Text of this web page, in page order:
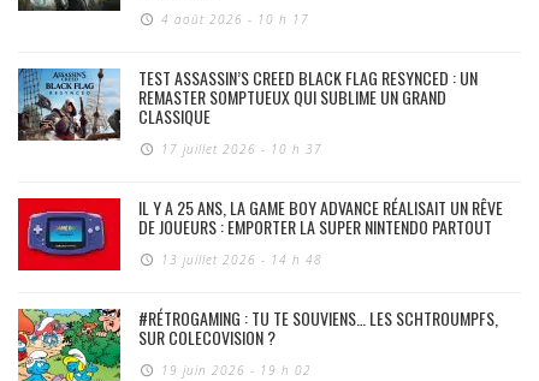
4 août 2026 - 10 h 17
TEST ASSASSIN’S CREED BLACK FLAG RESYNCED : UN
REMASTER SOMPTUEUX QUI SUBLIME UN GRAND
CLASSIQUE
17 juillet 2026 - 10 h 37
IL Y A 25 ANS, LA GAME BOY ADVANCE RÉALISAIT UN RÊVE
DE JOUEURS : EMPORTER LA SUPER NINTENDO PARTOUT
13 juillet 2026 - 14 h 48
#RÉTROGAMING : TU TE SOUVIENS… LES SCHTROUMPFS,
SUR COLECOVISION ?
19 juin 2026 - 19 h 02